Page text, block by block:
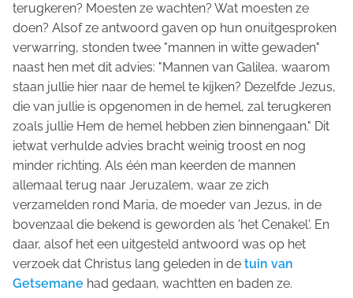
terugkeren? Moesten ze wachten? Wat moesten ze
doen? Alsof ze antwoord gaven op hun onuitgesproken
verwarring, stonden twee "mannen in witte gewaden"
naast hen met dit advies: "Mannen van Galilea, waarom
staan jullie hier naar de hemel te kijken? Dezelfde Jezus,
die van jullie is opgenomen in de hemel, zal terugkeren
zoals jullie Hem de hemel hebben zien binnengaan." Dit
ietwat verhulde advies bracht weinig troost en nog
minder richting. Als één man keerden de mannen
allemaal terug naar Jeruzalem, waar ze zich
verzamelden rond Maria, de moeder van Jezus, in de
bovenzaal die bekend is geworden als 'het Cenakel'. En
daar, alsof het een uitgesteld antwoord was op het
verzoek dat Christus lang geleden in de tuin van
Getsemane had gedaan, wachtten en baden ze.